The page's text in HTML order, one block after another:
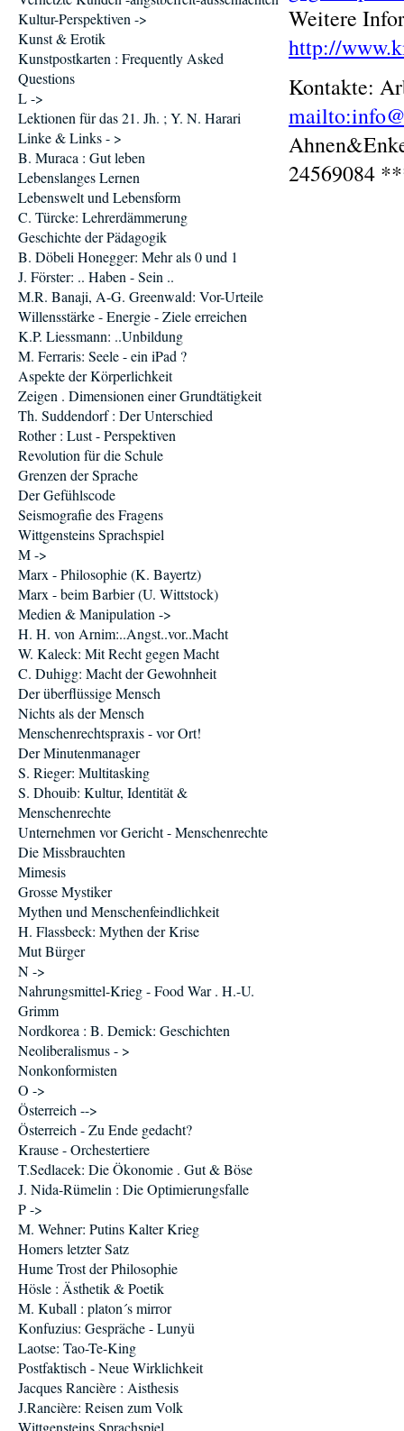
Weitere
http://
Kontakte:
24569084
Kultur-Perspektiven ->
Kunst & Erotik
Kunstpostkarten : Frequently Asked
Questions
L ->
Lektionen für das 21. Jh. ; Y. N. Harari
Linke & Links - >
B. Muraca : Gut leben
Lebenslanges Lernen
Lebenswelt und Lebensform
C. Türcke: Lehrerdämmerung
Geschichte der Pädagogik
B. Döbeli Honegger: Mehr als 0 und 1
J. Förster: .. Haben - Sein ..
M.R. Banaji, A-G. Greenwald: Vor-Urteile
Willensstärke - Energie - Ziele erreichen
K.P. Liessmann: ..Unbildung
M. Ferraris: Seele - ein iPad ?
Aspekte der Körperlichkeit
Zeigen . Dimensionen einer Grundtätigkeit
Th. Suddendorf : Der Unterschied
Rother : Lust - Perspektiven
Revolution für die Schule
Grenzen der Sprache
Der Gefühlscode
Seismografie des Fragens
Wittgensteins Sprachspiel
M ->
Marx - Philosophie (K. Bayertz)
Marx - beim Barbier (U. Wittstock)
Medien & Manipulation ->
H. H. von Arnim:..Angst..vor..Macht
W. Kaleck: Mit Recht gegen Macht
C. Duhigg: Macht der Gewohnheit
Der überflüssige Mensch
Nichts als der Mensch
Menschenrechtspraxis - vor Ort!
Der Minutenmanager
S. Rieger: Multitasking
S. Dhouib: Kultur, Identität &
Menschenrechte
Unternehmen vor Gericht - Menschenrechte
Die Missbrauchten
Mimesis
Grosse Mystiker
Mythen und Menschenfeindlichkeit
H. Flassbeck: Mythen der Krise
Mut Bürger
N ->
Nahrungsmittel-Krieg - Food War . H.-U.
Grimm
Nordkorea : B. Demick: Geschichten
Neoliberalismus - >
Nonkonformisten
O ->
Österreich -->
Österreich - Zu Ende gedacht?
Krause - Orchestertiere
T.Sedlacek: Die Ökonomie . Gut & Böse
J. Nida-Rümelin : Die Optimierungsfalle
P ->
M. Wehner: Putins Kalter Krieg
Homers letzter Satz
Hume Trost der Philosophie
Hösle : Ästhetik & Poetik
M. Kuball : platon´s mirror
Konfuzius: Gespräche - Lunyü
Laotse: Tao-Te-King
Postfaktisch - Neue Wirklichkeit
Jacques Rancière : Aisthesis
J.Rancière: Reisen zum Volk
Wittgensteins Sprachspiel